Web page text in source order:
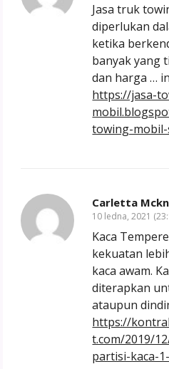
Jasa truk
diperlukan
ketika
banyak yang
dan harga …
https://jasa-
towing-
Carletta
10 ledna, 2021
Kaca
kekuatan
kaca awam.
diterapkan
ataupun
https://
t.com/2019/
partisi-kaca-